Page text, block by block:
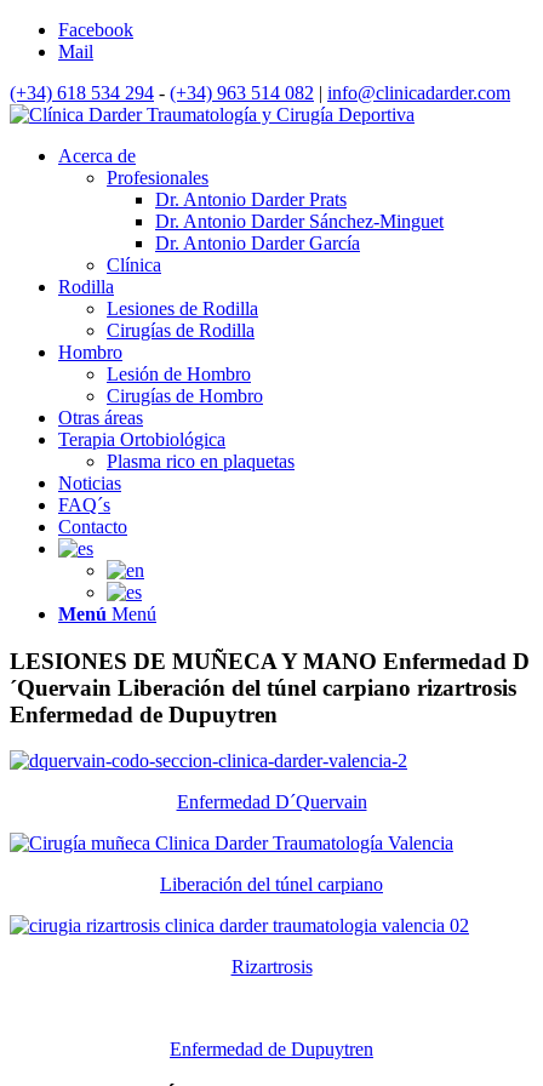
Facebook
Mail
(+34) 618 534 294 - (+34) 963 514 082 | info@clinicadarder.com
Acerca de
Profesionales
Dr. Antonio Darder Prats
Dr. Antonio Darder Sánchez-Minguet
Dr. Antonio Darder García
Clínica
Rodilla
Lesiones de Rodilla
Cirugías de Rodilla
Hombro
Lesión de Hombro
Cirugías de Hombro
Otras áreas
Terapia Ortobiológica
Plasma rico en plaquetas
Noticias
FAQ´s
Contacto
Menú Menú
LESIONES DE MUÑECA Y MANO Enfermedad D
´Quervain Liberación del túnel carpiano rizartrosis
Enfermedad de Dupuytren
Enfermedad D´Quervain
Liberación del túnel carpiano
Rizartrosis
Enfermedad de Dupuytren